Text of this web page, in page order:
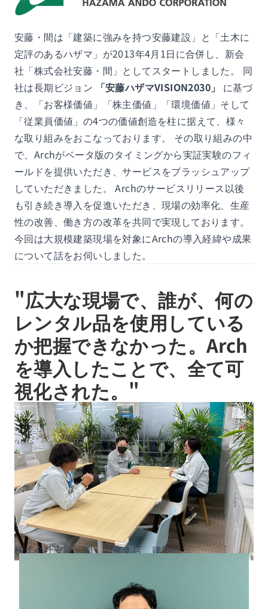
安藤・間は「建築に強みを持つ安藤建設」と「土木に
定評のあるハザマ」が2013年4月1日に合併し、新会
社「株式会社安藤・間」としてスタートしました。 同
社は長期ビジョン
「安藤ハザマVISION2030」
に基づ
き、「お客様価値」「株主価値」「環境価値」そして
「従業員価値」の4つの価値創造を柱に据えて、様々
な取り組みをおこなっております。 その取り組みの中
で、Archがベータ版のタイミングから実証実験のフィ
ールドを提供いただき、サービスをブラッシュアップ
していただきました。 Archのサービスリリース以後
も引き続き導入を促進いただき、現場の効率化、生産
性の改善、働き方の改革を共同で実現しております。
今回は大規模建築現場を対象にArchの導入経緯や成果
について話をお伺いしました。
"広大な現場で、誰が、何の
レンタル品を使用している
か把握できなかった。Arch
を導入したことで、全て可
視化された。"
株式会社安藤・間 関東支店 建築部